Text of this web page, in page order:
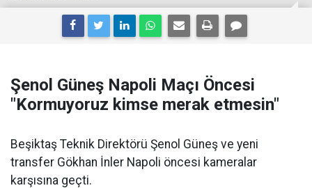
Şenol Güneş Napoli Maçı Öncesi
"Kormuyoruz kimse merak etmesin"
Beşiktaş Teknik Direktörü Şenol Güneş ve yeni
transfer Gökhan İnler Napoli öncesi kameralar
karşısına geçti.